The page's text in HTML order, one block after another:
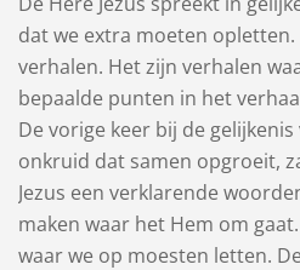
dat we extra moeten
verhalen. Het zijn verhalen
bepaalde punten in het
De vorige keer bij de
onkruid dat samen opgroeit,
Jezus een verklarende
maken waar het Hem om
waar we op moesten letten.